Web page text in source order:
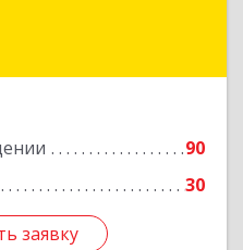
90
30
заявку
Подробнее
заявку